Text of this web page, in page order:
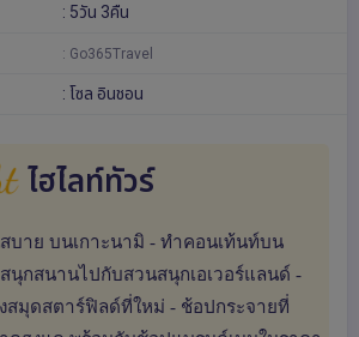
: 5วัน 3คืน
: Go365Travel
: โซล อินชอน
ไฮไลท์ทัวร์
บาย บนเกาะนามิ - ทำคอนเท้นท์บน
นุกสนานไปกับสวนสนุกเอเวอร์แลนด์ -
สมุดสตาร์ฟิลด์ที่ใหม่ - ช้อปกระจายที่